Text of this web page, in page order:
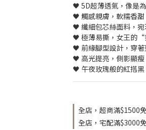
🖤 5D超薄透氣，像是
🖤 觸感親膚，軟糯香甜
🖤 纖細包芯絲面料，
🖤 極薄易撕，女王的“
🖤 前緣腳型設計，穿
🖤 高光提亮，側影顯
🖤 午夜玫瑰般的紅搭
全店，超商滿$1500
全店，宅配滿$3000